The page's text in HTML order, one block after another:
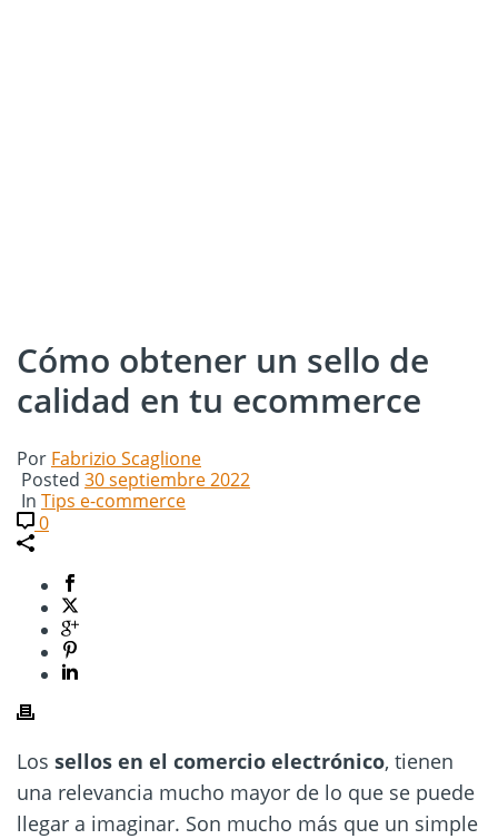
Cómo obtener un sello de
calidad en tu ecommerce
Por Fabrizio Scaglione
Posted 30 septiembre 2022
In Tips e-commerce
0
Los sellos en el comercio electrónico, tienen
una relevancia mucho mayor de lo que se puede
llegar a imaginar. Son mucho más que un simple